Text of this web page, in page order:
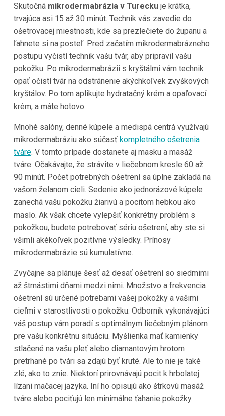
Skutočná mikrodermabrázia v Tureckuje krátka,
trvajúca asi 15 až 30 minút. Technik vás zavedie do
ošetrovacej miestnosti, kde sa prezlečiete do županu a
ľahnete si na posteľ. Pred začatím mikrodermabrázneho
postupu vyčistí technik vašu tvár, aby pripravil vašu
pokožku. Po mikrodermabrázii s kryštálmi vám technik
opäť očistí tvár na odstránenie akýchkoľvek zvyškových
kryštálov. Po tom aplikujte hydratačný krém a opaľovací
krém, a máte hotovo.
Mnohé salóny, denné kúpele a medispá centrá využívajú
mikrodermabráziu ako súčasť kompletného ošetrenia
tváre. V tomto prípade dostanete aj masku a masáž
tváre. Očakávajte, že strávite v liečebnom kresle 60 až
90 minút. Počet potrebných ošetrení sa úplne zakladá na
vašom želanom cieli. Sedenie ako jednorázové kúpele
zanechá vašu pokožku žiarivú a pocitom hebkou ako
maslo. Ak však chcete vylepšiť konkrétny problém s
pokožkou, budete potrebovať sériu ošetrení, aby ste si
všimli akékoľvek pozitívne výsledky. Prínosy
mikrodermabrázie sú kumulatívne.
Zvyčajne sa plánuje šesť až desať ošetrení so siedmimi
až štrnástimi dňami medzi nimi. Množstvo a frekvencia
ošetrení sú určené potrebami vašej pokožky a vašimi
cieľmi v starostlivosti o pokožku. Odborník vykonávajúci
váš postup vám poradí s optimálnym liečebným plánom
pre vašu konkrétnu situáciu. Myšlienka mať kamienky
stlačené na vašu pleť alebo diamantovým hrotom
pretrhané po tvári sa zdajú byť kruté. Ale to nie je také
zlé, ako to znie. Niektorí prirovnávajú pocit k hrbolatej
lízani mačacej jazyka. Iní ho opisujú ako štrkovú masáž
tváre alebo pociťujú len minimálne ťahanie pokožky.